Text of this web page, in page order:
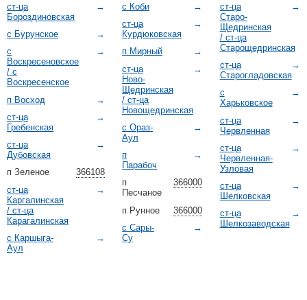
→
ст-ца
Бороздиновская
→
с Бурунское
→
с
Воскресеновское
/ с
Воскресенское
→
п Восход
→
ст-ца
Гребенская
→
ст-ца
Дубовская
366108
п Зеленое
→
ст-ца
Каргалинская
/ ст-ца
Карагалинская
→
с Каршыга-
Аул
→
с Коби
→
ст-ца
Курдюковская
→
п Мирный
→
ст-ца
Ново-
Щедринская
/ ст-ца
Новощедринская
→
с Ораз-
Аул
→
п
Парабоч
366000
п
Песчаное
366000
п Рунное
→
с Сары-
Су
→
ст-ца
Старо-
Щедринская
/ ст-ца
Старощедринская
→
ст-ца
Старогладовская
→
с
Харьковское
→
ст-ца
Червленная
→
ст-ца
Червленная-
Узловая
→
ст-ца
Шелковская
→
ст-ца
Шелкозаводская